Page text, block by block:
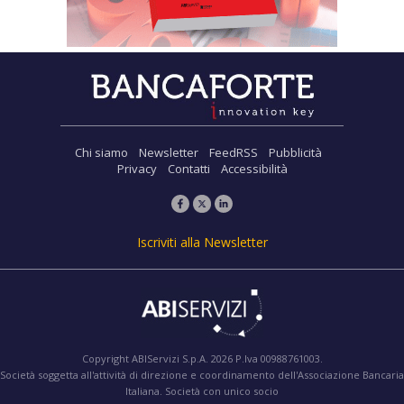
Chi siamo Newsletter FeedRSS
Pubblicità
Privacy
Contatti Accessibilità
Iscriviti alla Newsletter
Copyright ABIServizi S.p.A. 2026 P.Iva 00988761003.
Società soggetta all'attività di direzione e coordinamento dell'Associazione Bancaria
Italiana. Società con unico socio